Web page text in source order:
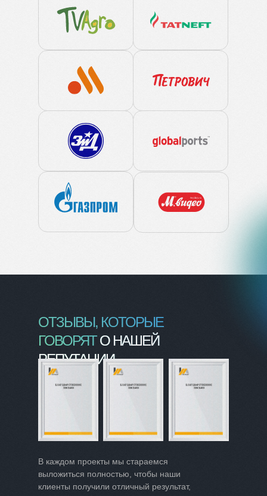
ОТЗЫВЫ, КОТОРЫЕ
ГОВОРЯТ О НАШЕЙ
РЕПУТАЦИИ
В каждом проекты мы стараемся
выложиться полностью, чтобы наши
клиенты получили отличный результат,